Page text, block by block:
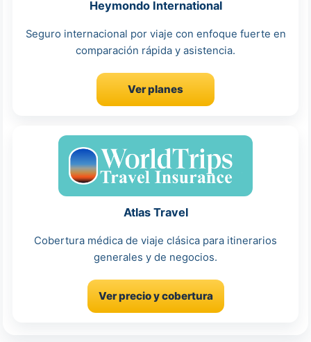
Heymondo International
Seguro internacional por viaje con enfoque fuerte en
comparación rápida y asistencia.
Ver planes
Atlas Travel
Cobertura médica de viaje clásica para itinerarios
generales y de negocios.
Ver precio y cobertura